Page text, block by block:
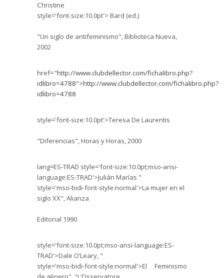
Christine
style='font-size:10.0pt'> Bard (ed.)
"Un siglo de antifeminismo", Biblioteca Nueva,
2002
href="http://www.clubdellector.com/fichalibro.php?
idlibro=4788">http://www.clubdellector.com/fichalibro.php?
idlibro=4788
style='font-size:10.0pt'>Teresa De Laurentis
"Diferencias", Horas y Horas, 2000
lang=ES-TRAD style='font-size:10.0pt;mso-ansi-
language:ES-TRAD'>Julián Marías "
style='mso-bidi-font-style:normal'>La mujer en el
siglo XX", Alianza
Editorial 1990
style='font-size:10.0pt;mso-ansi-language:ES-
TRAD'>Dale O’Leary, "
style='mso-bidi-font-style:normal'>El Feminismo